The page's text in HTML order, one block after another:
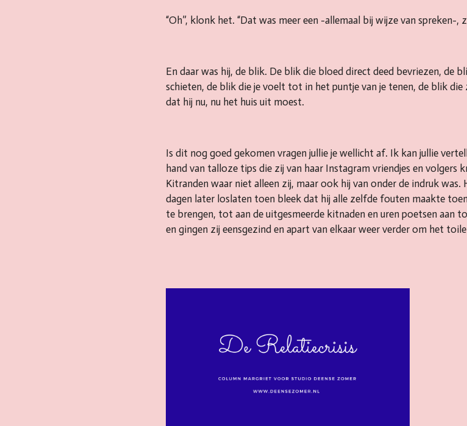
“Oh”, klonk het. “Dat was meer een -allemaal bij wijze van spreken-,
En daar was hij, de blik. De blik die bloed direct deed bevriezen, de
schieten, de blik die je voelt tot in het puntje van je tenen, de blik
dat hij nu, nu het huis uit moest.
Is dit nog goed gekomen vragen jullie je wellicht af. Ik kan jullie
hand van talloze tips die zij van haar Instagram vriendjes en volgers
Kitranden waar niet alleen zij, maar ook hij van onder de indruk
dagen later loslaten toen bleek dat hij alle zelfde fouten maakte
te brengen, tot aan de uitgesmeerde kitnaden en uren poetsen aan
en gingen zij eensgezind en apart van elkaar weer verder om het